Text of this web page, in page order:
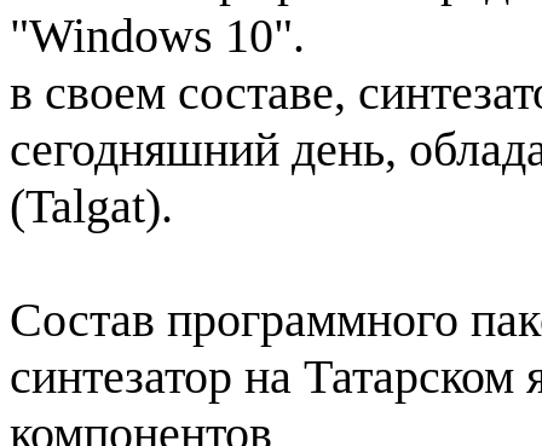
"Windows 10".
в своем составе,
сегодняшний день,
(Talgat).
Состав программного
синтезатор на
компонентов